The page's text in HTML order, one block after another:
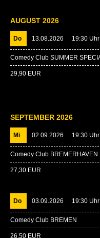
AUGUST 2026
Do 13.08.2026 19:30 Uhr
Comedy Club SUMMER
29,90 EUR
SEPTEMBER 2026
Mi 02.09.2026 19:30 Uhr
Comedy Club BREMERHAVEN
27,30 EUR
Do 03.09.2026 19:30 Uhr
Comedy Club BREMEN
26,50 EUR